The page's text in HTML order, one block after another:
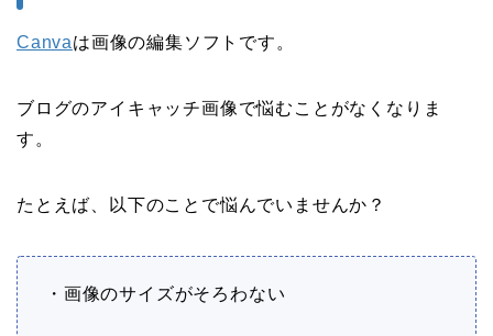
Canvaは画像の編集ソフトです。
ブログのアイキャッチ画像で悩むことがなくなりま
す。
たとえば、以下のことで悩んでいませんか？
・画像のサイズがそろわない